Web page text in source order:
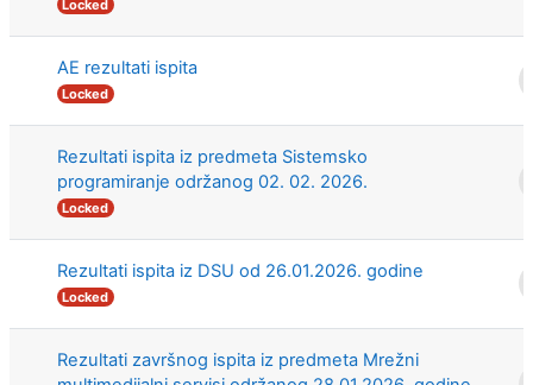
Locked
AE rezultati ispita
Locked
Rezultati ispita iz predmeta Sistemsko
programiranje održanog 02. 02. 2026.
Locked
Rezultati ispita iz DSU od 26.01.2026. godine
Locked
Rezultati završnog ispita iz predmeta Mrežni